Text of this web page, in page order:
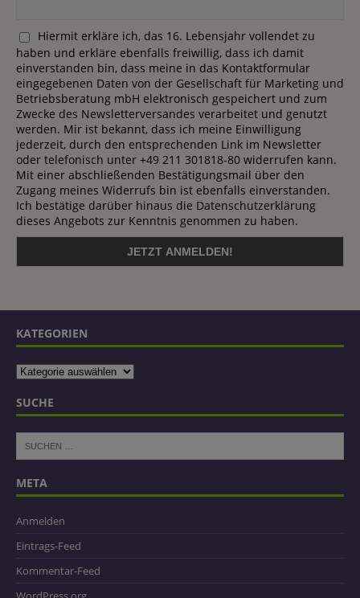
Hiermit erkläre ich, das 16. Lebensjahr vollendet zu
haben und erkläre ebenfalls freiwillig, dass ich damit
einverstanden bin, dass meine in das Kontaktformular
eingegebenen Daten von der Gesellschaft für Marketing und
Betriebsberatung mbH elektronisch gespeichert und zum
Zwecke des Newsletterversandes verarbeitet und genutzt
werden. Mir ist bekannt, dass ich meine Einwilligung
jederzeit, durch den entsprechenden Link im Newsletter
oder telefonisch unter +49 211 301818-80 widerrufen kann.
Mit einer abschließenden Bestätigungsmail über den
Zugang meines Widerrufs bin ist ebenfalls einverstanden.
Ich bestätige darüber hinaus die Datenschutzerklärung
dieses Angebots zur Kenntnis genommen zu haben.
KATEGORIEN
SUCHE
META
Anmelden
Eintrags-Feed
Kommentar-Feed